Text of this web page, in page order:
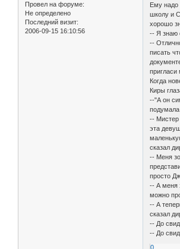
Провел на форуме:
Не определено
Последний визит:
2006-09-15 16:10:56
Ему надо
школу и
хорошо
-- Я знаю
--
писать
пригласи
Когда
Киры
--"А он
-- Мистер
эта
сказал
-- Меня
просто
-- А меня
можно
-- А
сказал
-- До
-- До
0